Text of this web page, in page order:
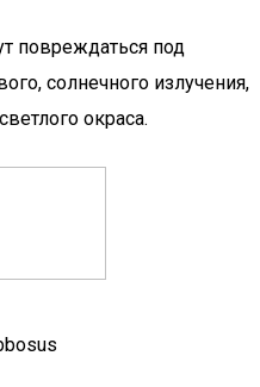
повреждаться под
солнечного излучения,
окраса.